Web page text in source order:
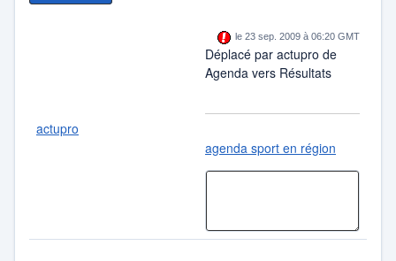
actupro
le 23 sep. 2009 à 06:20 GMT
Déplacé par actupro de
Agenda vers Résultats
agenda sport en région